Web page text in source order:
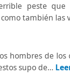
peste
también las
hombres de
supo de…